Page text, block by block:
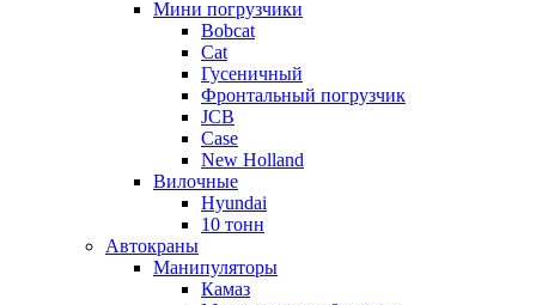
Мини погрузчики
Bobcat
Cat
Гусеничный
Фронтальный погрузчик
JCB
Case
New Holland
Вилочные
Hyundai
10 тонн
Автокраны
Манипуляторы
Камаз